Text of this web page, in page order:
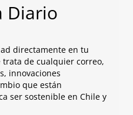
Diario
directamente en tu
de cualquier correo,
innovaciones
que están
ser sostenible en Chile y